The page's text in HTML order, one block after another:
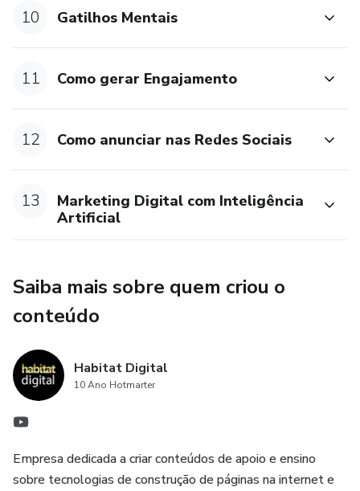
10 Gatilhos Mentais
11 Como gerar Engajamento
12 Como anunciar nas Redes Sociais
13
Marketing Digital com Inteligência
Artificial
Saiba mais sobre quem criou o
conteúdo
Habitat Digital
10 Ano Hotmarter
Empresa dedicada a criar conteúdos de apoio e ensino
sobre tecnologias de construção de páginas na internet e